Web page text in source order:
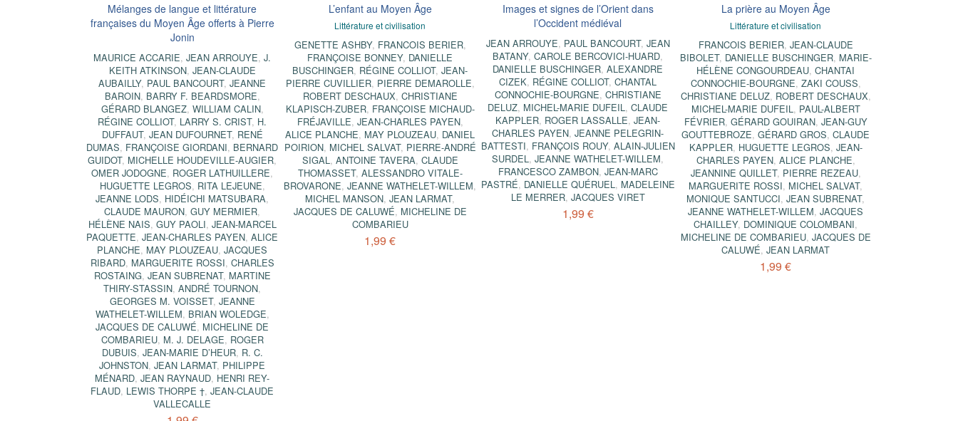
Mélanges de langue et littérature
françaises du Moyen Âge offerts à Pierre
Jonin
MAURICE ACCARIE,JEAN ARROUYE,J.
KEITH ATKINSON, JEAN-CLAUDE
AUBAILLY, PAUL BANCOURT,JEANNE
BAROIN, BARRY F. BEARDSMORE,
GÉRARD BLANGEZ, WILLIAM CALIN,
RÉGINE COLLIOT, LARRY S. CRIST, H.
DUFFAUT, JEAN DUFOURNET, RENÉ
DUMAS, FRANÇOISE GIORDANI, BERNARD
GUIDOT, MICHELLE HOUDEVILLE-AUGIER,
OMER JODOGNE, ROGER LATHUILLERE,
HUGUETTE LEGROS, RITA LEJEUNE,
JEANNE LODS, HIDÉICHI MATSUBARA,
CLAUDE MAURON,GUY MERMIER,
HÉLÈNE NAIS, GUY PAOLI, JEAN-MARCEL
PAQUETTE,JEAN-CHARLES PAYEN,ALICE
PLANCHE, MAY PLOUZEAU,JACQUES
RIBARD, MARGUERITE ROSSI, CHARLES
ROSTAING, JEAN SUBRENAT, MARTINE
THIRY-STASSIN,ANDRÉ TOURNON,
GEORGES M. VOISSET, JEANNE
WATHELET-WILLEM, BRIAN WOLEDGE,
JACQUES DE CALUWÉ, MICHELINE DE
COMBARIEU, M. J. DELAGE, ROGER
DUBUIS, JEAN-MARIE D’HEUR, R. C.
JOHNSTON,JEAN LARMAT, PHILIPPE
MÉNARD,JEAN RAYNAUD, HENRI REY-
FLAUD, LEWIS THORPE †,JEAN-CLAUDE
VALLECALLE
L’enfant au Moyen Âge
Littérature et civilisation
GENETTE ASHBY, FRANCOIS BERIER,
FRANÇOISE BONNEY, DANIELLE
BUSCHINGER, RÉGINE COLLIOT,JEAN-
PIERRE CUVILLIER, PIERRE DEMAROLLE,
ROBERT DESCHAUX, CHRISTIANE
KLAPISCH-ZUBER, FRANÇOISE MICHAUD-
FRÉJAVILLE, JEAN-CHARLES PAYEN,
ALICE PLANCHE, MAY PLOUZEAU, DANIEL
POIRION, MICHEL SALVAT, PIERRE-ANDRÉ
SIGAL , ANTOINE TAVERA, CLAUDE
THOMASSET, ALESSANDRO VITALE-
BROVARONE,JEANNE WATHELET-WILLEM,
MICHEL MANSON,JEAN LARMAT,
JACQUES DE CALUWÉ, MICHELINE DE
COMBARIEU
1,99 €
Images et signes de l’Orient dans
l’Occident médiéval
JEAN ARROUYE, PAUL BANCOURT, JEAN
BATANY,CAROLE BERCOVICI-HUARD,
DANIELLE BUSCHINGER,ALEXANDRE
CIZEK, RÉGINE COLLIOT,CHANTAL
CONNOCHIE-BOURGNE, CHRISTIANE
DELUZ, MICHEL-MARIE DUFEIL ,CLAUDE
KAPPLER, ROGER LASSALLE,JEAN-
CHARLES PAYEN,JEANNE PELEGRIN-
BATTESTI, FRANÇOIS ROUY, ALAIN-JULIEN
SURDEL ,JEANNE WATHELET-WILLEM,
FRANCESCO ZAMBON, JEAN-MARC
PASTRÉ, DANIELLE QUÉRUEL , MADELEINE
LE MERRER, JACQUES VIRET
1,99 €
La prière au Moyen Âge
Littérature et civilisation
FRANCOIS BERIER, JEAN-CLAUDE
BIBOLET, DANIELLE BUSCHINGER, MARIE-
HÉLÈNE CONGOURDEAU,CHANTAI
CONNOCHIE-BOURGNE, ZAKI COUSS,
CHRISTIANE DELUZ, ROBERT DESCHAUX,
MICHEL-MARIE DUFEIL , PAUL-ALBERT
FÉVRIER, GÉRARD GOUIRAN, JEAN-GUY
GOUTTEBROZE,GÉRARD GROS,CLAUDE
KAPPLER, HUGUETTE LEGROS, JEAN-
CHARLES PAYEN, ALICE PLANCHE,
JEANNINE QUILLET, PIERRE REZEAU,
MARGUERITE ROSSI, MICHEL SALVAT,
MONIQUE SANTUCCI,JEAN SUBRENAT,
JEANNE WATHELET-WILLEM,JACQUES
CHAILLEY, DOMINIQUE COLOMBANI,
MICHELINE DE COMBARIEU, JACQUES DE
CALUWÉ,JEAN LARMAT
1,99 €